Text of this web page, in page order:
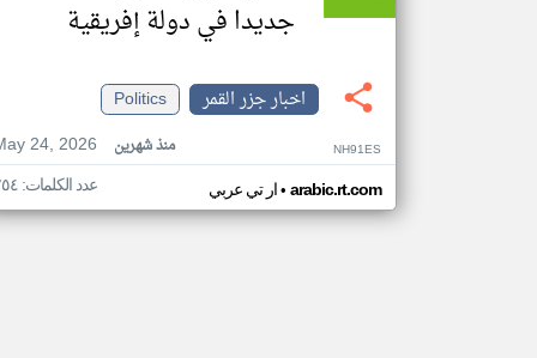
جديدا في دولة إفريقية
اخبار جزر القمر
Politics
24, 2026
منذ شهرين NH91ES
ار تي عربي• arabic.rt.com عدد الكلمات: ٢٥٤